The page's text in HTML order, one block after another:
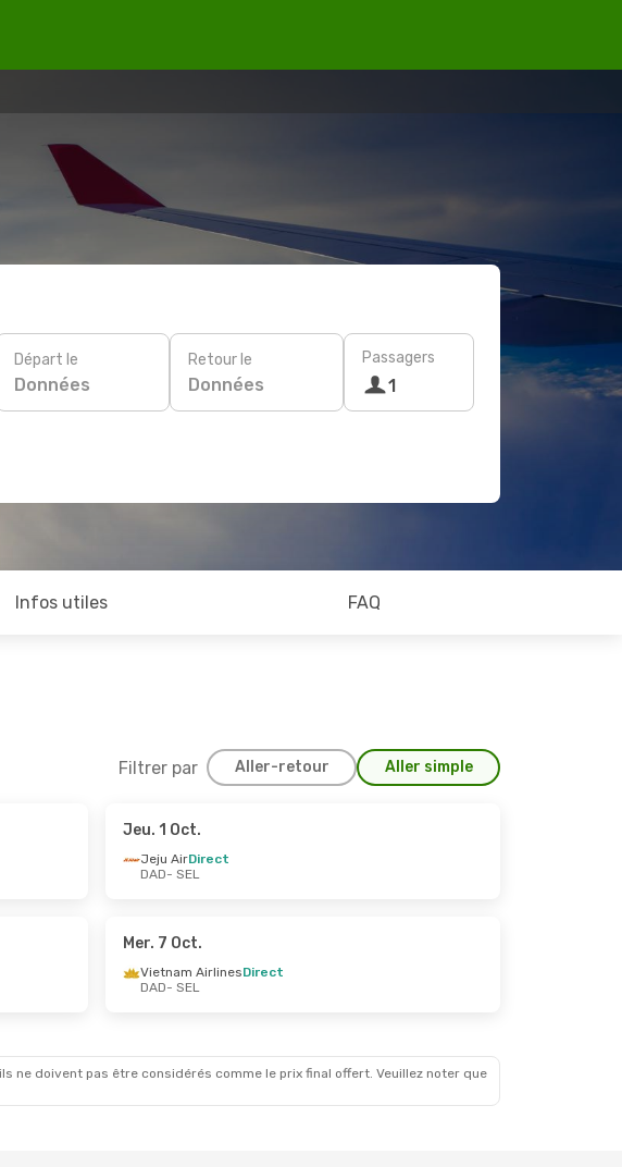
Départ le
Données
Retour le
Données
Passagers
1
Infos utiles FAQ
Filtrer par Aller-retour Aller simple
Jeu. 1 Oct.
Jeju AirDirect
DAD- SEL
Mer. 7 Oct.
Vietnam AirlinesDirect
DAD- SEL
doivent pas être considérés comme le prix final offert. Veuillez noter que